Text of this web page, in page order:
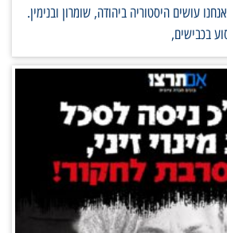
עושים היסטוריה ביהודה, שומרון ובנימין.
בכבישים,